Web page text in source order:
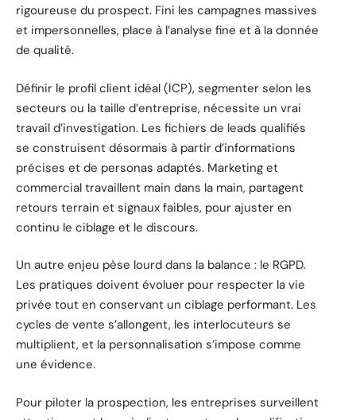
rigoureuse du prospect. Fini les campagnes massives
et impersonnelles, place à l’analyse fine et à la donnée
de qualité.
Définir le profil client idéal (ICP), segmenter selon les
secteurs ou la taille d’entreprise, nécessite un vrai
travail d’investigation. Les fichiers de leads qualifiés
se construisent désormais à partir d’informations
précises et de personas adaptés. Marketing et
commercial travaillent main dans la main, partagent
retours terrain et signaux faibles, pour ajuster en
continu le ciblage et le discours.
Un autre enjeu pèse lourd dans la balance : le RGPD.
Les pratiques doivent évoluer pour respecter la vie
privée tout en conservant un ciblage performant. Les
cycles de vente s’allongent, les interlocuteurs se
multiplient, et la personnalisation s’impose comme
une évidence.
Pour piloter la prospection, les entreprises surveillent